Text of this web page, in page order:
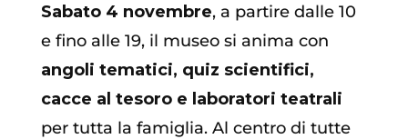
Sabato 4 novembre, a partire dalle 10
e fino alle 19, il museo si anima con
angoli tematici, quiz scientifici,
cacce al tesoro e laboratori teatrali
per tutta la famiglia. Al centro di tutte